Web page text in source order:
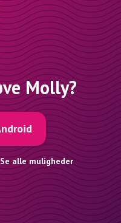
Molly?
alle muligheder